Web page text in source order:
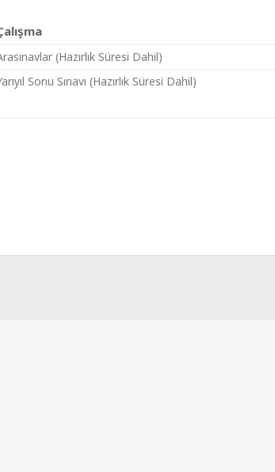
(Hazırlık Süresi Dahil)
Sonu Sınavı (Hazırlık Süresi Dahil)